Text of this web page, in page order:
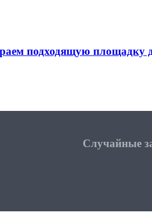
подходящую площадку
Случайные